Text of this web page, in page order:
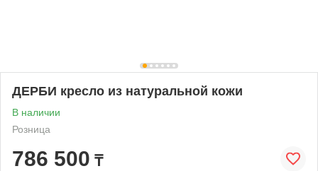
ДЕРБИ кресло из натуральной кожи
В наличии
Розница
786 500 ₸